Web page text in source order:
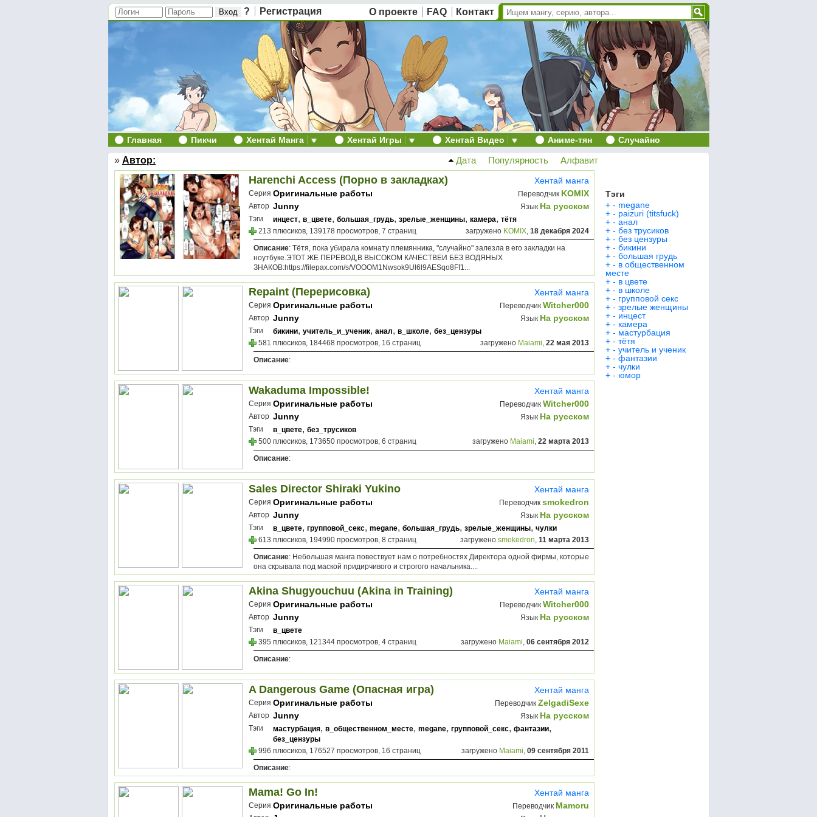
? Регистрация О проекте FAQ Контакт
Главная Пикчи Хентай Манга Хентай Игры Хентай Видео Аниме-тян Случайно
» Автор: Дата Популярность Алфавит
Хентай манга
Harenchi Access (Порно в закладках)
Серия Оригинальные работы Переводчик KOMIX
Автор Junny Язык На русском
Тэги инцест, в_цвете, большая_грудь, зрелые_женщины, камера, тётя
213 плюсиков, 139178 просмотров, 7 страниц
загружено KOMIX, 18 декабря 2024
Описание: Тётя, пока убирала комнату племянника, "случайно" залезла в его закладки на
ноутбуке.ЭТОТ ЖЕ ПЕРЕВОД,В ВЫСОКОМ КАЧЕСТВЕИ БЕЗ ВОДЯНЫХ
ЗНАКОВ:https://filepax.com/s/VOOOM1Nwsok9Ul6l9AESqo8Ff1...
Хентай манга
Repaint (Перерисовка)
Серия Оригинальные работы Переводчик Witcher000
Автор Junny Язык На русском
Тэги бикини, учитель_и_ученик, анал, в_школе, без_цензуры
581 плюсиков, 184468 просмотров, 16 страниц
загружено Maiami, 22 мая 2013
Описание:
Хентай манга
Wakaduma Impossible!
Серия Оригинальные работы Переводчик Witcher000
Автор Junny Язык На русском
Тэги в_цвете, без_трусиков
500 плюсиков, 173650 просмотров, 6 страниц
загружено Maiami, 22 марта 2013
Описание:
Хентай манга
Sales Director Shiraki Yukino
Серия Оригинальные работы Переводчик smokedron
Автор Junny Язык На русском
Тэги в_цвете, групповой_секс, megane, большая_грудь, зрелые_женщины, чулки
613 плюсиков, 194990 просмотров, 8 страниц
загружено smokedron, 11 марта 2013
Описание: Небольшая манга повествует нам о потребностях Директора одной фирмы, которые
она скрывала под маской придирчивого и строгого начальника....
Хентай манга
Akina Shugyouchuu (Akina in Training)
Серия Оригинальные работы Переводчик Witcher000
Автор Junny Язык На русском
Тэги
в_цвете
395 плюсиков, 121344 просмотров, 4 страниц
загружено Maiami, 06 сентября 2012
Описание:
Хентай манга
A Dangerous Game (Опасная игра)
Серия Оригинальные работы Переводчик ZelgadiSexe
Автор Junny Язык На русском
Тэги мастурбация, в_общественном_месте, megane, групповой_секс, фантазии,
без_цензуры
996 плюсиков, 176527 просмотров, 16 страниц
загружено Maiami, 09 сентября 2011
Описание:
Хентай манга
Mama! Go In!
Серия Оригинальные работы Переводчик Mamoru
Тэги
+ - megane
+ - paizuri (titsfuck)
+ - анал
+ - без трусиков
+ - без цензуры
+ - бикини
+ - большая грудь
+ - в общественном
месте
+ - в цвете
+ - в школе
+ - групповой секс
+ - зрелые женщины
+ - инцест
+ - камера
+ - мастурбация
+ - тётя
+ - учитель и ученик
+ - фантазии
+ - чулки
+ - юмор